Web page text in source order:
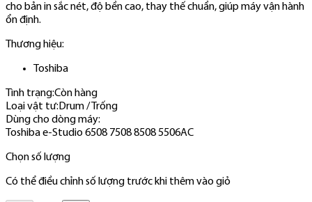
cho bản in sắc nét, độ bền cao, thay thế chuẩn, giúp máy vận hành
ổn định.
Thương hiệu:
Toshiba
Tình trạng:Còn hàng
Loại vật tư: Drum / Trống
Dùng cho dòng máy:
Toshiba e-Studio 6508 7508 8508 5506AC
Chọn số lượng
Có thể điều chỉnh số lượng trước khi thêm vào giỏ